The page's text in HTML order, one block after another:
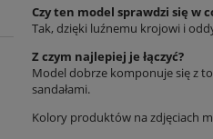
Czy ten model sprawdzi się w
Tak, dzięki luźnemu krojowi i
Z czym najlepiej je łączyć?
Model dobrze komponuje się z
sandałami.
Kolory produktów na zdjęciach